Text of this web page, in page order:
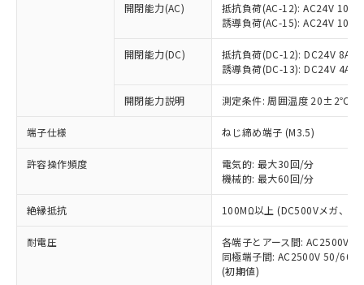
開閉能力(AC)
抵抗負荷(AC-12): AC24V 10A/
誘導負荷(AC-15): AC24V
開閉能力(DC)
抵抗負荷(DC-12): DC24V 8A/
誘導負荷(DC-13): DC24V 4A/
開閉能力説明 測定条件: 周囲温度 20±2℃、
端子仕様 ねじ締め端子 (M3.5)
許容操作頻度
電気的: 最大30回/分
機械的: 最大60回/分
絶縁抵抗 100MΩ以上 (DC500Vメガ、点
耐電圧
各端子とアース間: AC2500V
同極端子間: AC2500V 50/
(初期値)
以下の条件をお読みいただき、同意のうえ
ご利用ください。
本サービスは、当社制御機器事業取扱
商品の当社在庫状況および標準価格
(税抜)を提供させていただくもので
当社制御機器事業取扱商品の中には、
本サービスの対象外となる商品もある
ことをご了承ください。
在庫状況および標準価格照会結果は、
記載している更新日時点での社内デー
タに基づき作成されるものであり、閲
覧された時点での実際の在庫および標
準価格とは異なる場合があることをご
対応予定なし：EU RoHS指令（10物質）の
非含有に非対応の商品で、対応品を出す予
定はありません。
調査・確認中：EU RoHS指令（10物質）の
非含有の対応状況を調査中または確認中の
非該当品：ライセンス料など無形物で、有
害物質有無と関係のない商品です。
仕入先様の事情により、非含有部品として
いたものが、含有品と判明した場合などや
むを得ず変更することがあります。
六価クロム(Cr(Ⅵ)) 1000ppm以下、ポリ臭化ビフェニル
類(PBB) 1000ppm以下、ポリ臭化ジフェニルエーテル類
「○」：最大均質材料含有率が中国RoHSの
基準値以下であることを示します。
「×」：最大均質材料含有率が中国RoHSの
基準値を超えていることを示します。
「－」：未確認です。当社販売部門へお問
*中国RoHS10物質の基準値 (GB/T26572)：
Pb(鉛) :1000ppm、 Hg(水銀) : 1000ppm、 Cd(カドミウ
Cr(Ⅵ)(六価クロム) : 1000ppm、 PBBs(ポリ臭化ビフェ
当社は、これら貴社製品のうち、外国
為替および外国貿易法に定める商品
（以下｢規制貨物等」という）を輸出
または国外への提供する場合は、日本
国政府の輸出許可(または役務取引許
可)を取得するなどの必要な手続きを